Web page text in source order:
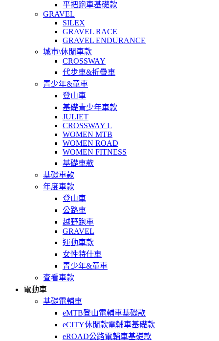
平把跑車基礎款
GRAVEL
SILEX
GRAVEL RACE
GRAVEL ENDURANCE
城市\休閒車款
CROSSWAY
代步車&折疊車
青少年&童車
登山車
基礎青少年車款
JULIET
CROSSWAY L
WOMEN MTB
WOMEN ROAD
WOMEN FITNESS
基礎車款
基礎車款
年度車款
登山車
公路車
越野跑車
GRAVEL
運動車款
女性特仕車
青少年&童車
查看車款
電動車
基礎電輔車
eMTB登山電輔車基礎款
eCITY休閒款電輔車基礎款
eROAD公路電輔車基礎款